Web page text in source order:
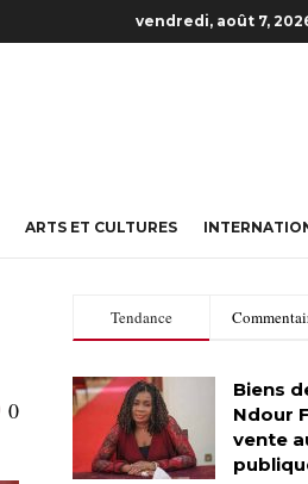
vendredi, août 7,
ARTS ET CULTURES
0
Tendance
Biens
Ndour
vente